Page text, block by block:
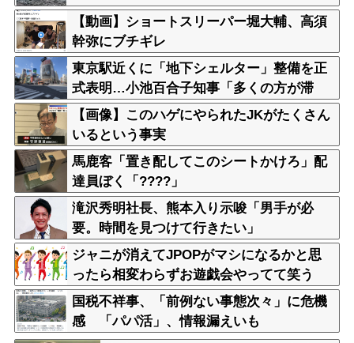
【動画】ショートスリーパー堀大輔、高須
幹弥にブチギレ
東京駅近くに「地下シェルター」整備を正
式表明…小池百合子知事「多くの方が滞
在、施設整備の効果高い」
【画像】このハゲにやられたJKがたくさん
いるという事実
馬鹿客「置き配してこのシートかけろ」配
達員ぼく「????」
滝沢秀明社長、熊本入り示唆「男手が必
要。時間を見つけて行きたい」
ジャニが消えてJPOPがマシになるかと思
ったら相変わらずお遊戯会やってて笑う
国税不祥事、「前例ない事態次々」に危機
感 「パパ活」、情報漏えいも